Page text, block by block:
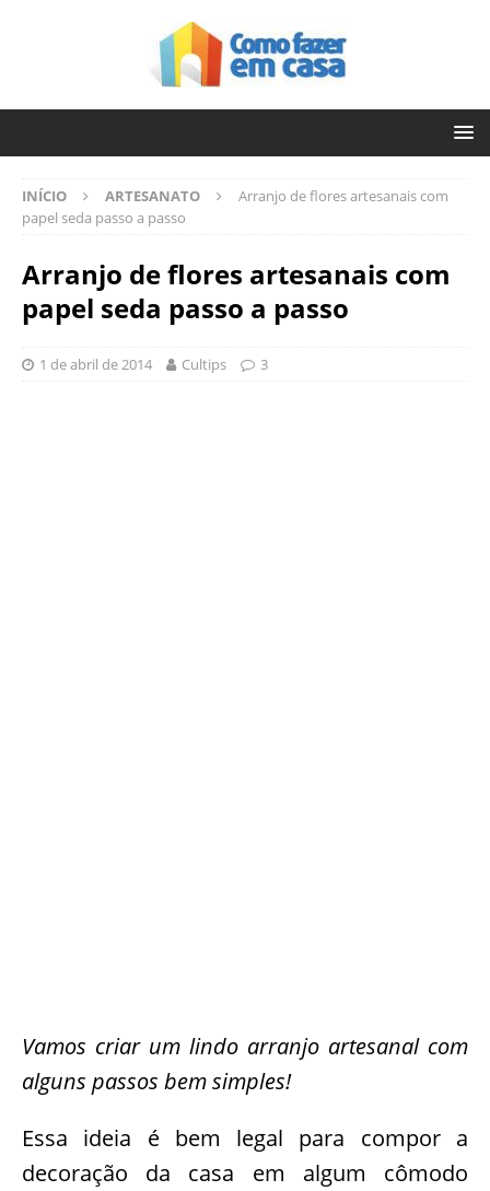
INÍCIO ARTESANATO
Arranjo de flores artesanais com
papel seda passo a passo
Arranjo de flores artesanais com
papel seda passo a passo
1 de abril de 2014 Cultips 3
Vamos criar um lindo arranjo artesanal com
alguns passos bem simples!
Essa ideia é bem legal para compor a
decoração da casa em algum cômodo